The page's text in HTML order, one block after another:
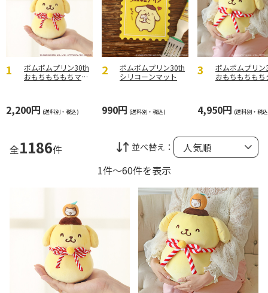
ポムポムプリン30th
おもちもちもちマス
2,200円 (送料別・税込)
ポムポムプリン30th
シリコーンマット
990円 (送料別・税込)
ポムポムプリ
おもちもちもち
4,950円 (送料別・税
全1186件 並べ替え：
1件～60件を表示